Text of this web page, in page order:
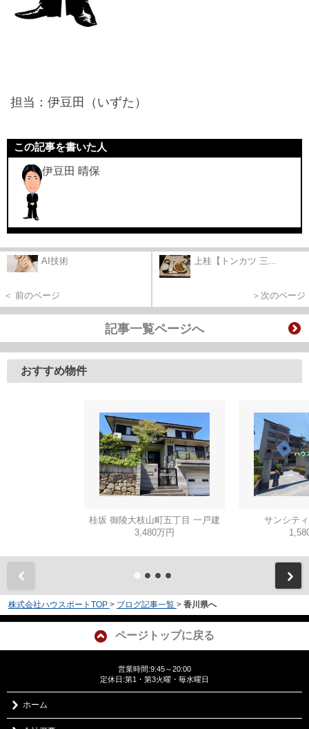
担当：伊豆田（いずた）
この記事を書いた人
伊豆田 晴保
AI技術
＜ 前のページ
上桂【トンカツ 三...
＞次のページ
記事一覧ページへ
おすすめ物件
桂坂 御陵大枝山町五丁目 一戸建
3,480万円
サンシテ
株式会社ハウスポートTOP > ブログ記事一覧 > 香川県へ
ページトップに戻る
営業時間:9:45～20:00
定休日:第1・第3火曜・毎水曜日
ホーム